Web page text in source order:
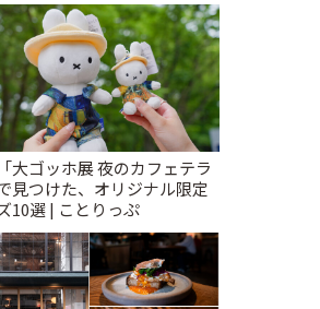
大ゴッホ展 夜のカフェテラ
見つけた、オリジナル限定
10選 | ことりっぷ